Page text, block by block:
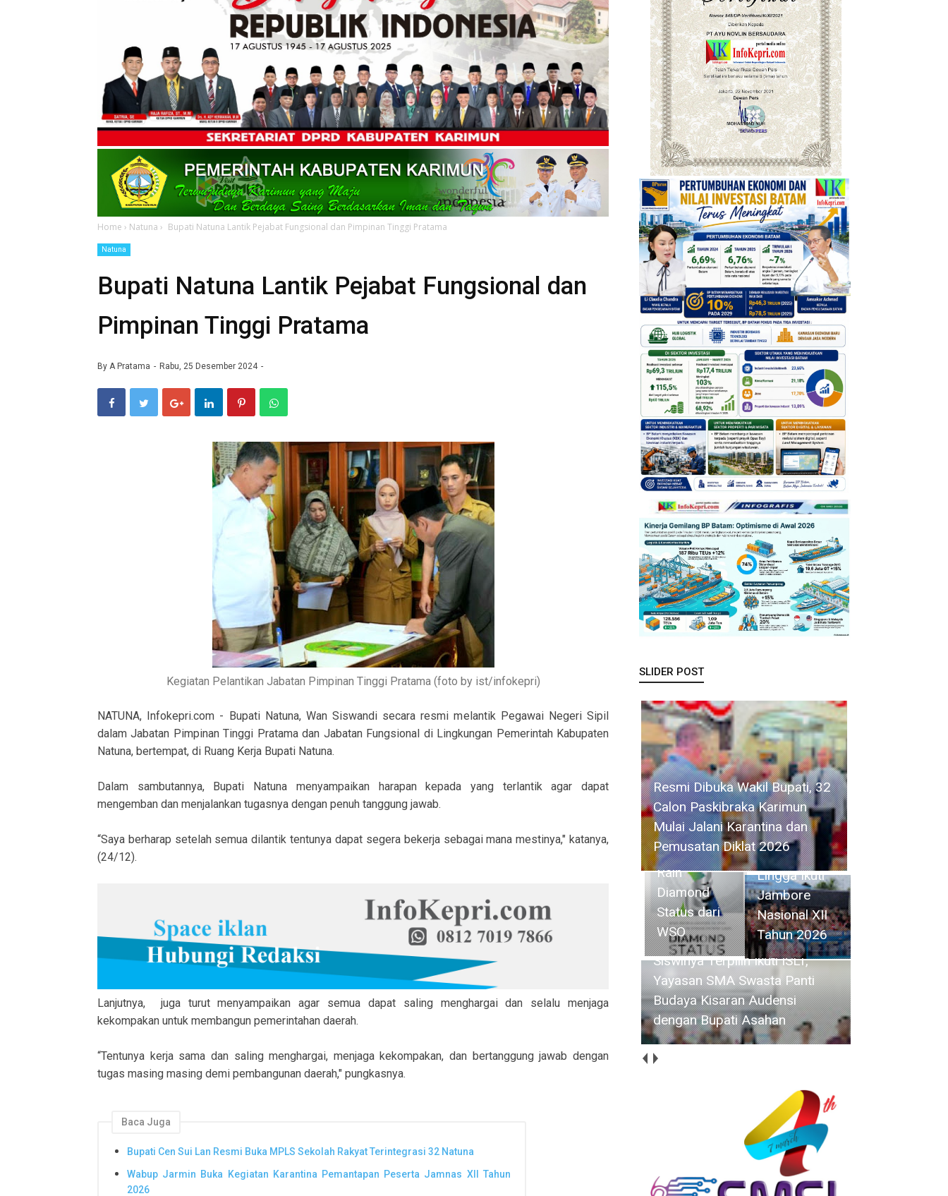
Home › Natuna › Bupati Natuna Lantik Pejabat Fungsional dan Pimpinan Tinggi Pratama
Natuna
Bupati Natuna Lantik Pejabat Fungsional dan
Pimpinan Tinggi Pratama
By A Pratama Rabu, 25 Desember 2024
Kegiatan Pelantikan Jabatan Pimpinan Tinggi Pratama (foto by ist/infokepri)
NATUNA, Infokepri.com - Bupati Natuna, Wan Siswandi secara resmi melantik Pegawai Negeri Sipil
dalam Jabatan Pimpinan Tinggi Pratama dan Jabatan Fungsional di Lingkungan Pemerintah Kabupaten
Natuna, bertempat, di Ruang Kerja Bupati Natuna.
Dalam sambutannya, Bupati Natuna menyampaikan harapan kepada yang terlantik agar dapat
mengemban dan menjalankan tugasnya dengan penuh tanggung jawab.
“Saya berharap setelah semua dilantik tentunya dapat segera bekerja sebagai mana mestinya," katanya,
(24/12).
Lanjutnya, juga turut menyampaikan agar semua dapat saling menghargai dan selalu menjaga
kekompakan untuk membangun pemerintahan daerah.
“Tentunya kerja sama dan saling menghargai, menjaga kekompakan, dan bertanggung jawab dengan
tugas masing masing demi pembangunan daerah," pungkasnya.
Baca Juga
Bupati Cen Sui Lan Resmi Buka MPLS Sekolah Rakyat Terintegrasi 32 Natuna
Wabup Jarmin Buka Kegiatan Karantina Pemantapan Peserta Jamnas XII Tahun
2026
SLIDER POST
Resmi Dibuka Wakil Bupati, 32
Calon Paskibraka Karimun
Mulai Jalani Karantina dan
Pemusatan Diklat 2026
RSBP Batam
Torehkan
Standar
Pelayanan
Kelas Dunia,
Raih
Diamond
Status dari
WSO
41 Orang
Kontingen
Kwarcab
Lingga Ikuti
Jambore
Nasional XII
Tahun 2026
Siswinya Terpilih Ikuti ISLT,
Yayasan SMA Swasta Panti
Budaya Kisaran Audensi
dengan Bupati Asahan